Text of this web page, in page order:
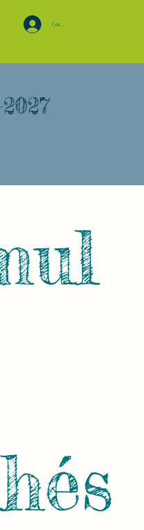
Connexion